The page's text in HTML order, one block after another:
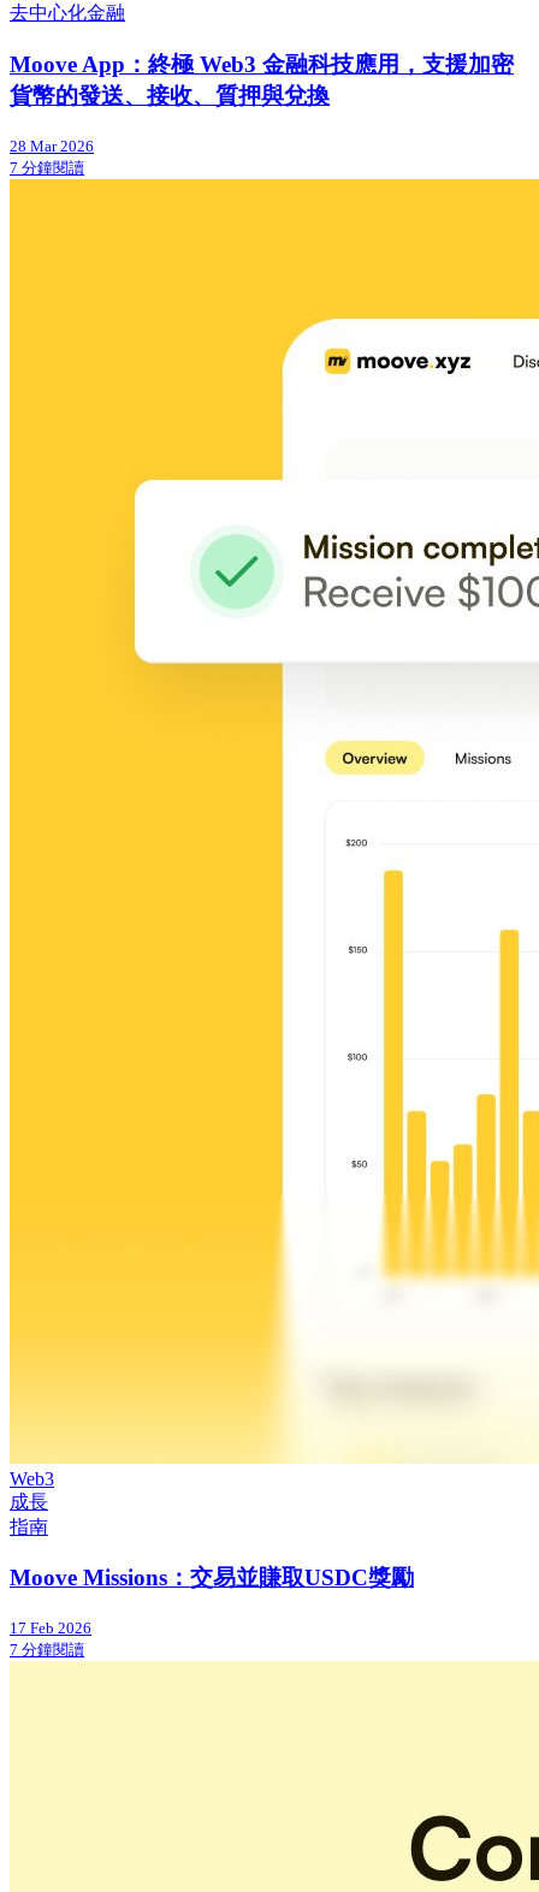
去中心化金融
Moove App：終極 Web3 金融科技應用，支援加密
貨幣的發送、接收、質押與兌換
28 Mar 2026
7 分鐘閱讀
Web3
成長
指南
Moove Missions：交易並賺取USDC獎勵
17 Feb 2026
7 分鐘閱讀